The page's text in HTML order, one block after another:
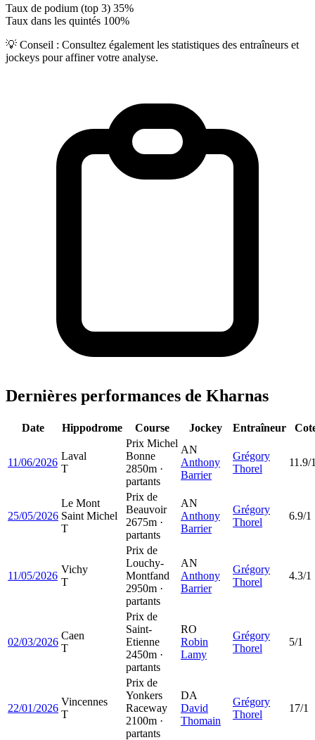
Taux de podium (top 3) 35%
Taux dans les quintés 100%
💡 Conseil : Consultez également les statistiques des entraîneurs et
jockeys pour affiner votre analyse.
Dernières performances de Kharnas
Date Hippodrome Course Jockey Entraîneur
11/06/2026
Laval
T
Prix Michel
Bonne
2850m ·
partants
AN
Anthony
Barrier
Grégory
Thorel
11.9/
25/05/2026
Le Mont
Saint Michel
T
Prix de
Beauvoir
2675m ·
partants
AN
Anthony
Barrier
Grégory
Thorel
6.9/1
11/05/2026
Vichy
T
Prix de
Louchy-
Montfand
2950m ·
partants
AN
Anthony
Barrier
Grégory
Thorel
4.3/1
02/03/2026
Caen
T
Prix de
Saint-
Etienne
2450m ·
partants
RO
Robin
Lamy
Grégory
Thorel
5/1
22/01/2026
Vincennes
T
Prix de
Yonkers
Raceway
2100m ·
partants
DA
David
Thomain
Grégory
Thorel
17/1